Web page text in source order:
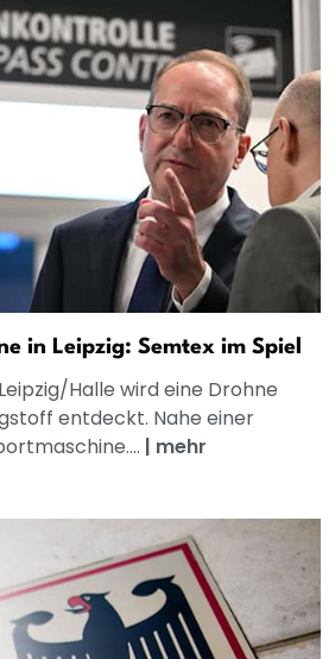
in Leipzig: Semtex im Spiel
Halle wird eine Drohne
entdeckt. Nahe einer
| mehr